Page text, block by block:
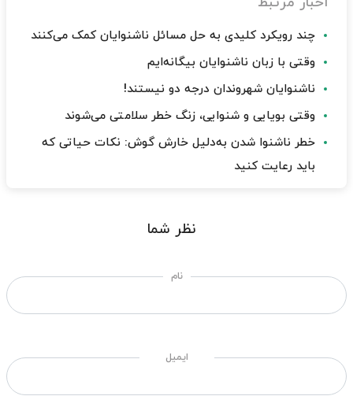
چند رویکرد کلیدی به حل مسائل ناشنوایان کمک می‌کنند
وقتی با زبان ناشنوایان بیگانه‌ایم
ناشنوایان شهروندان درجه دو نیستند!
وقتی بویایی و شنوایی، زنگ خطر سلامتی می‌شوند
خطر ناشنوا شدن به‌دلیل خارش گوش: نکات حیاتی که
باید رعایت کنید
نظر شما
نام
ایمیل